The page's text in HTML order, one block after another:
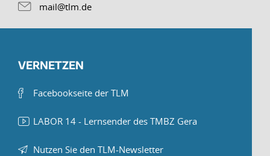
mail@tlm.de
VERNETZEN
Facebookseite der TLM
LABOR 14 - Lernsender des TMBZ Gera
Nutzen Sie den TLM-Newsletter